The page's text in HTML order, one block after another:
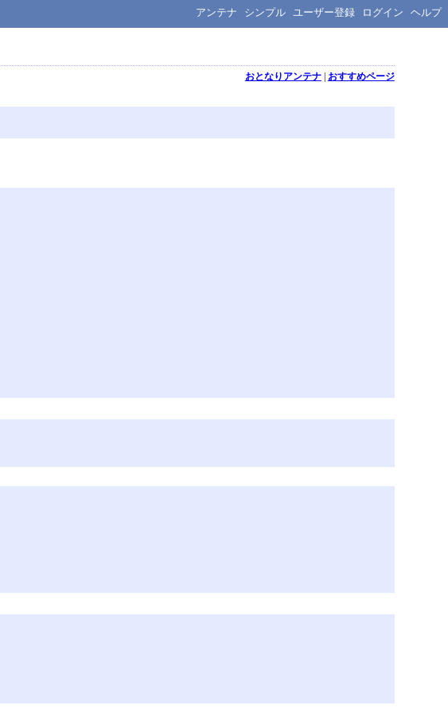
アンテナ シンプル ユーザー登録 ログイン ヘルプ
おとなりアンテナ| おすすめページ